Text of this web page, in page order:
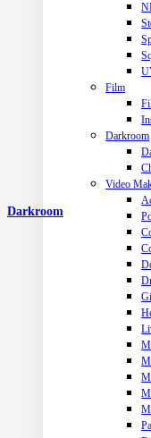
Film
Darkroom
Video
Darkroom